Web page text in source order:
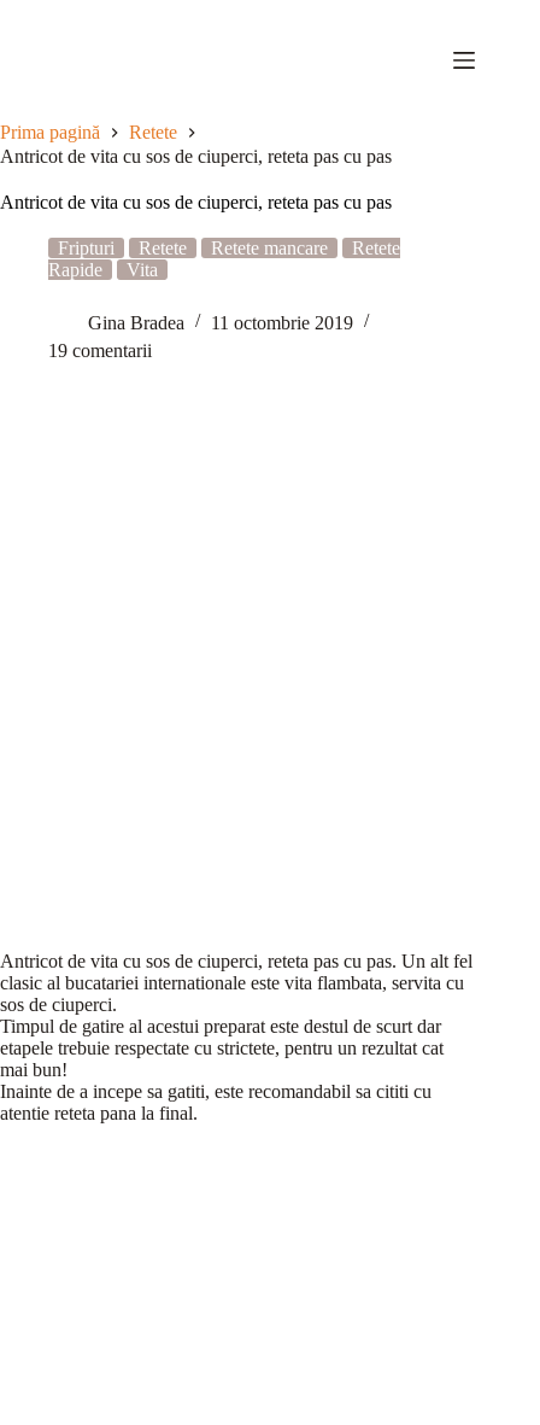
Prima pagină
Retete
Antricot de vita cu sos de ciuperci, reteta pas cu pas
Antricot de vita cu sos de ciuperci, reteta pas cu pas
Fripturi Retete Retete mancare
Retete
Rapide
Vita
Gina Bradea
11 octombrie 2019
19 comentarii
Antricot de vita cu sos de ciuperci, reteta pas cu pas. Un alt fel
clasic al bucatariei internationale este vita flambata, servita cu
sos de ciuperci.
Timpul de gatire al acestui preparat este destul de scurt dar
etapele trebuie respectate cu strictete, pentru un rezultat cat
mai bun!
Inainte de a incepe sa gatiti, este recomandabil sa cititi cu
atentie reteta pana la final.